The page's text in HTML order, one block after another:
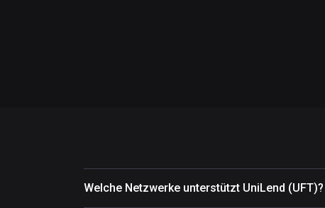
Welche Netzwerke unterstützt UniLend (UFT)?